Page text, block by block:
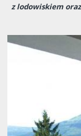
z lodowiskiem